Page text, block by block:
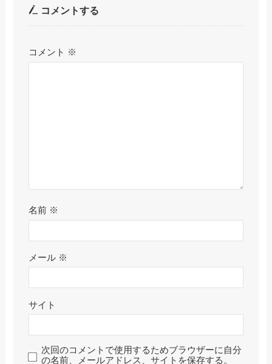
コメントする
コメント ※
名前 ※
メール ※
サイト
次回のコメントで使用するためブラウザーに自分
の名前、メールアドレス、サイトを保存する。